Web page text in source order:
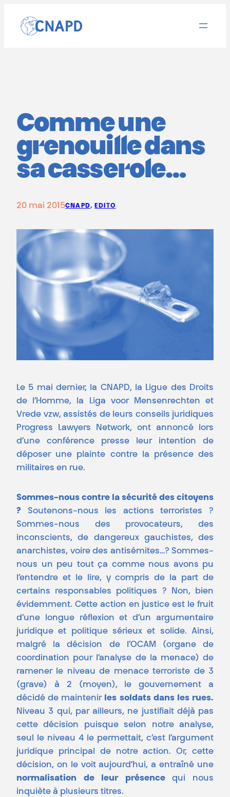
contenu
Comme une
grenouille dans
sa casserole…
20 mai 2015CNAPD, EDITO
Le 5 mai dernier, la CNAPD, la Ligue des Droits
de l’Homme, la Liga voor Mensenrechten et
Vrede vzw, assistés de leurs conseils juridiques
Progress Lawyers Network, ont annoncé lors
d’une conférence presse leur intention de
déposer une plainte contre la présence des
militaires en rue.
Sommes-nous contre la sécurité des citoyens
? Soutenons-nous les actions terroristes ?
Sommes-nous des provocateurs, des
inconscients, de dangereux gauchistes, des
anarchistes, voire des antisémites…? Sommes-
nous un peu tout ça comme nous avons pu
l’entendre et le lire, y compris de la part de
certains responsables politiques ? Non, bien
évidemment. Cette action en justice est le fruit
d’une longue réflexion et d’un argumentaire
juridique et politique sérieux et solide. Ainsi,
malgré la décision de l’OCAM (organe de
coordination pour l’analyse de la menace) de
ramener le niveau de menace terroriste de 3
(grave) à 2 (moyen), le gouvernement a
décidé de maintenir les soldats dans les rues.
Niveau 3 qui, par ailleurs, ne justifiait déjà pas
cette décision puisque selon notre analyse,
seul le niveau 4 le permettait, c’est l’argument
juridique principal de notre action. Or, cette
décision, on le voit aujourd’hui, a entraîné une
normalisation de leur présencequi nous
inquiète à plusieurs titres.